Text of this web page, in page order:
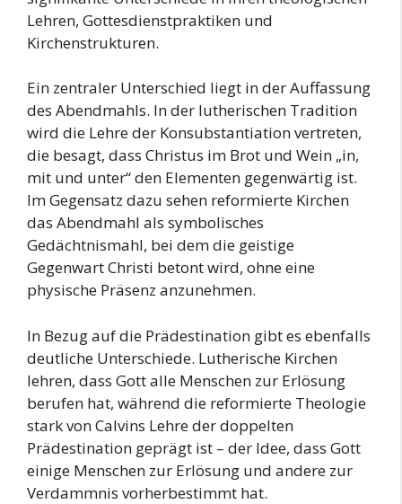
Lehren, Gottesdienstpraktiken und
Kirchenstrukturen.
Ein zentraler Unterschied liegt in der Auffassung
des Abendmahls. In der lutherischen Tradition
wird die Lehre der Konsubstantiation vertreten,
die besagt, dass Christus im Brot und Wein „in,
mit und unter“ den Elementen gegenwärtig ist.
Im Gegensatz dazu sehen reformierte Kirchen
das Abendmahl als symbolisches
Gedächtnismahl, bei dem die geistige
Gegenwart Christi betont wird, ohne eine
physische Präsenz anzunehmen.
In Bezug auf die Prädestination gibt es ebenfalls
deutliche Unterschiede. Lutherische Kirchen
lehren, dass Gott alle Menschen zur Erlösung
berufen hat, während die reformierte Theologie
stark von Calvins Lehre der doppelten
Prädestination geprägt ist – der Idee, dass Gott
einige Menschen zur Erlösung und andere zur
Verdammnis vorherbestimmt hat.